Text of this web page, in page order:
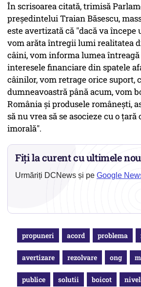
În scrisoarea citată, trimisă
președintelui Traian Băsescu,
este avertizată că "dacă va începe
vom arăta întregii lumi realitatea
câini, vom informa lumea
interesele financiare din spatele
câinilor, vom retrage orice suport,
dumneavoastră până acum, vom
România și produsele românești,
să nu vrea să se asocieze cu o
imorală".
Fiți la curent cu ultimele
Urmăriți DCNews și pe Google
propuneri acord problema
avertizare rezolvare ong
publice solutii boicot nivel